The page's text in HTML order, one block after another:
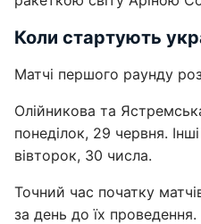
Коли стартують
Матчі першого раунду
Олійникова та
понеділок, 29 червня.
вівторок, 30 числа.
Точний час початку
за день до їх проведення.